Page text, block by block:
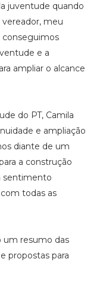
juventude quando
meu
conseguimos
e a
ampliar o alcance
do PT, Camila
e ampliação
diante de um
a construção
sentimento
todas as
um resumo das
propostas para